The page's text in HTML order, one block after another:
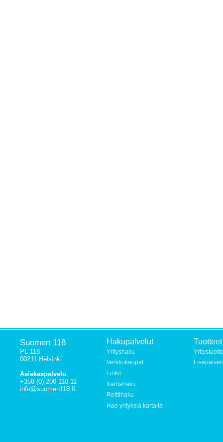
Suomen 118
PL 118
00211 Helsinki
Asiakaspalvelu
+358 (0) 200 118 11
info@suomen118.fi
Hakupalvelut
Yrityshaku
Verkkokaupat
Linkit
Karttahaku
Reittihaku
Hae yrityksiä kartalta